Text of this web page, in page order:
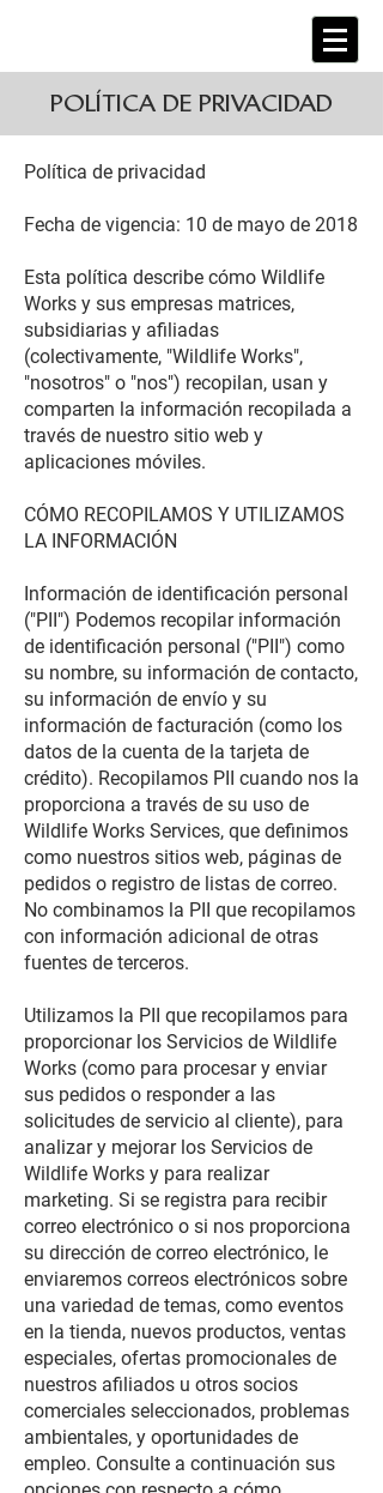
POLÍTICA DE PRIVACIDAD
Política de privacidad
Fecha de vigencia: 10 de mayo de 2018
Esta política describe cómo Wildlife
Works y sus empresas matrices,
subsidiarias y afiliadas
(colectivamente, "Wildlife Works",
"nosotros" o "nos") recopilan, usan y
comparten la información recopilada a
través de nuestro sitio web y
aplicaciones móviles.
CÓMO RECOPILAMOS Y UTILIZAMOS
LA INFORMACIÓN
Información de identificación personal
("PII") Podemos recopilar información
de identificación personal ("PII") como
su nombre, su información de contacto,
su información de envío y su
información de facturación (como los
datos de la cuenta de la tarjeta de
crédito). Recopilamos PII cuando nos la
proporciona a través de su uso de
Wildlife Works Services, que definimos
como nuestros sitios web, páginas de
pedidos o registro de listas de correo.
No combinamos la PII que recopilamos
con información adicional de otras
fuentes de terceros.
Utilizamos la PII que recopilamos para
proporcionar los Servicios de Wildlife
Works (como para procesar y enviar
sus pedidos o responder a las
solicitudes de servicio al cliente), para
analizar y mejorar los Servicios de
Wildlife Works y para realizar
marketing. Si se registra para recibir
correo electrónico o si nos proporciona
su dirección de correo electrónico, le
enviaremos correos electrónicos sobre
una variedad de temas, como eventos
en la tienda, nuevos productos, ventas
especiales, ofertas promocionales de
nuestros afiliados u otros socios
comerciales seleccionados, problemas
ambientales, y oportunidades de
empleo. Consulte a continuación sus